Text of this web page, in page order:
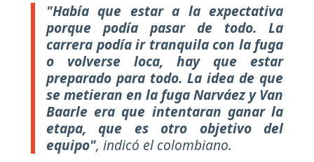
"Había que estar a la expectativa
porque podía pasar de todo. La
carrera podía ir tranquila con la fuga
o volverse loca, hay que estar
preparado para todo. La idea de que
se metieran en la fuga Narváez y Van
Baarle era que intentaran ganar la
etapa, que es otro objetivo del
equipo", indicó el colombiano.